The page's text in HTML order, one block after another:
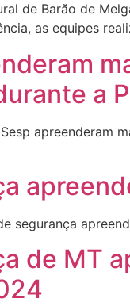
de Barão de
as equipes
a
apreenderam
segurança
de MT